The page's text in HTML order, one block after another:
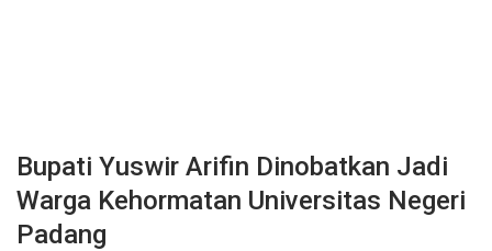
Bupati Yuswir Arifin Dinobatkan Jadi
Warga Kehormatan Universitas Negeri
Padang